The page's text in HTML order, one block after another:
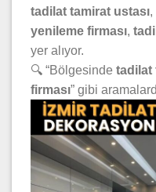
tadilat tamirat ustası,
yenileme firması,
yer alıyor.
🔍 “Bölgesinde tadilat
firması” gibi